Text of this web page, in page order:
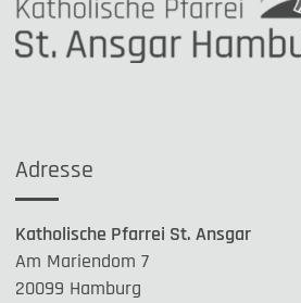
Adresse
Katholische Pfarrei St. Ansgar
Am Mariendom 7
20099 Hamburg